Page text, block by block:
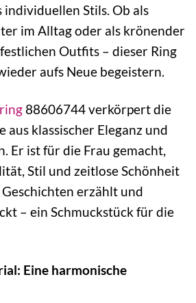
individuellen Stils. Ob als
im Alltag oder als krönender
Outfits – dieser Ring
aufs Neue begeistern.
88606744 verkörpert die
aus klassischer Eleganz und
Er ist für die Frau gemacht,
Stil und zeitlose Schönheit
erzählt und
– ein Schmuckstück für die
Eine harmonische